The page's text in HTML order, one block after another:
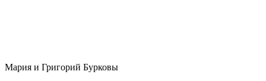
Мария и Григорий Бурковы